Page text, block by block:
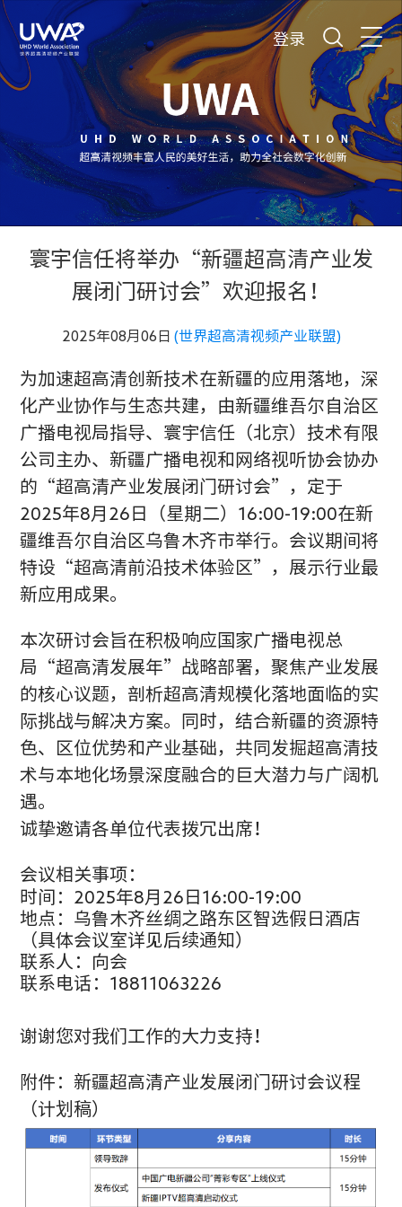
登录
寰宇信任将举办“新疆超高清产业发
展闭门研讨会”欢迎报名！
2025年08月06日 (世界超高清视频产业联盟)
为加速超高清创新技术在新疆的应用落地，深
化产业协作与生态共建，由新疆维吾尔自治区
广播电视局指导、寰宇信任（北京）技术有限
公司主办、新疆广播电视和网络视听协会协办
的“超高清产业发展闭门研讨会”，定于
2025年8月26日（星期二）16:00-19:00在新
疆维吾尔自治区乌鲁木齐市举行。会议期间将
特设“超高清前沿技术体验区”，展示行业最
新应用成果。
本次研讨会旨在积极响应国家广播电视总
局“超高清发展年”战略部署，聚焦产业发展
的核心议题，剖析超高清规模化落地面临的实
际挑战与解决方案。同时，结合新疆的资源特
色、区位优势和产业基础，共同发掘超高清技
术与本地化场景深度融合的巨大潜力与广阔机
遇。
诚挚邀请各单位代表拨冗出席！
会议相关事项：
时间：2025年8月26日16:00-19:00
地点：乌鲁木齐丝绸之路东区智选假日酒店
（具体会议室详见后续通知）
联系人：向会
联系电话：18811063226
谢谢您对我们工作的大力支持！
附件：新疆超高清产业发展闭门研讨会议程
（计划稿）